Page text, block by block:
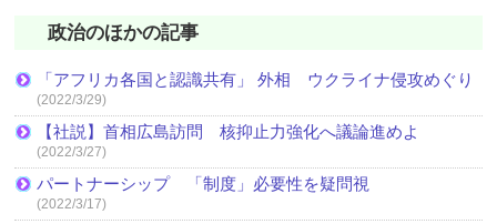
政治のほかの記事
「アフリカ各国と認識共有」 外相 ウクライナ侵攻めぐり
(2022/3/29)
【社説】首相広島訪問 核抑止力強化へ議論進めよ
(2022/3/27)
パートナーシップ 「制度」必要性を疑問視
(2022/3/17)